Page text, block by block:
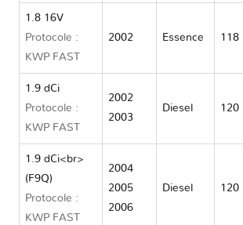
1.8 16V
Protocole :
KWP FAST
2002 Essence 118
1.9 dCi
Protocole :
KWP FAST
2002
2003
Diesel 120
1.9 dCi<br>
(F9Q)
Protocole :
KWP FAST
2004
2005
2006
Diesel 120